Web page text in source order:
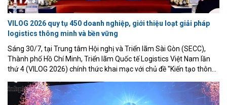
VILOG 2026 quy tụ 450 doanh nghiệp, giới thiệu loạt giải pháp
logistics thông minh và bền vững
Sáng 30/7, tại Trung tâm Hội nghị và Triển lãm Sài Gòn (SECC),
Thành phố Hồ Chí Minh, Triển lãm Quốc tế Logistics Việt Nam lần
thứ 4 (VILOG 2026) chính thức khai mạc với chủ đề "Kiến tạo thông
quốc gia và vùng lãnh thổ cùng hơn 550 gian hàng, tiếp tục khẳng
định vai trò là một trong những diễn đàn kết nối quan trọng nhất